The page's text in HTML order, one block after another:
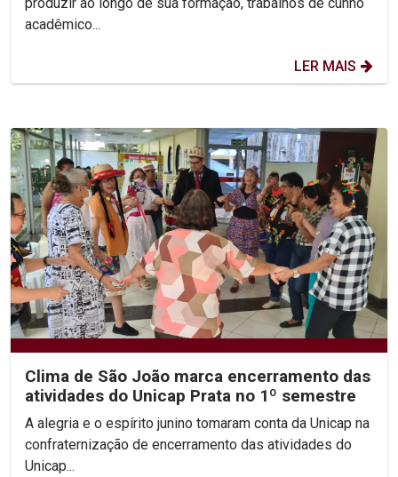
acadêmico...
LER MAIS
Clima de São João marca encerramento das
atividades do Unicap Prata no 1º semestre
A alegria e o espírito junino tomaram conta da Unicap na
confraternização de encerramento das atividades do
Unicap...